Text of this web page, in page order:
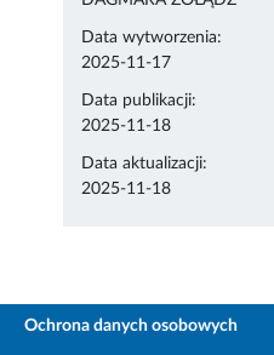
Data wytworzenia:
2025-11-17
Data publikacji:
2025-11-18
Data aktualizacji:
2025-11-18
Ochrona danych osobowych